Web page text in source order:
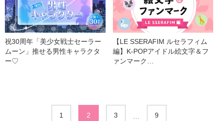
祝30周年「美少女戦士セーラー
ムーン」推せる男性キャラクタ
ー♡
【LE SSERAFIM ルセラフィム
編】K-POPアイドル絵文字＆フ
ァンマーク…
1 2 3 … 9